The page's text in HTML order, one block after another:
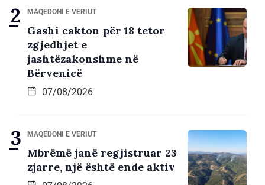
MAQEDONI E VERIUT
Gashi cakton për 18 tetor
zgjedhjet e
jashtëzakonshme në
Bërvenicë
07/08/2026
MAQEDONI E VERIUT
Mbrëmë janë regjistruar 23
zjarre, një është ende aktiv